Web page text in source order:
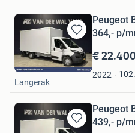
Bewaren
in
Mijn
Favorieten
Peugeot
364,- p/
€
2022
Van der Wal Vans
Langerak
Bewaren
Peugeot
439,- p/